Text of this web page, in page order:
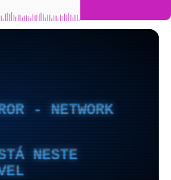
- NETWORK
NESTE